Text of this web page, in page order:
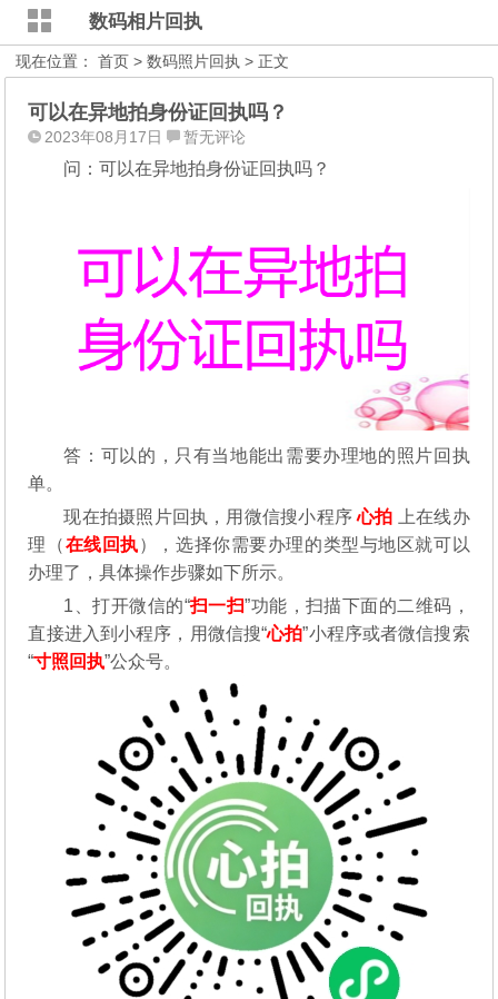
数码相片回执
现在位置：首页 >数码照片回执 > 正文
可以在异地拍身份证回执吗？
2023年08月17日 暂无评论
问：可以在异地拍身份证回执吗？
答：可以的，只有当地能出需要办理地的照片回执
单。
现在拍摄照片回执，用微信搜小程序心拍 上在线办
理（在线回执），选择你需要办理的类型与地区就可以
办理了，具体操作步骤如下所示。
1、打开微信的“扫一扫”功能，扫描下面的二维码，
直接进入到小程序，用微信搜“心拍”小程序或者微信搜索
“寸照回执”公众号。